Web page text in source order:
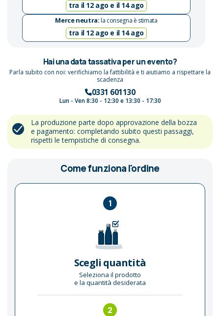
tra il 12 ago e il 14 ago
Merce neutra:la consegna è stimata
tra il 12 ago e il 14 ago
Hai una data tassativa per un evento?
Parla subito con noi: verifichiamo la fattibilità e ti aiutiamo a rispettare la
scadenza
0331 601130
Lun - Ven 8:30 - 12:30 e 13:30 - 17:30
La produzione parte dopo approvazione della bozza
e pagamento: completando subito questi passaggi,
rispetti le tempistiche di consegna.
Come funziona l'ordine
1
Scegli quantità
Seleziona il prodotto
e la quantità desiderata
2